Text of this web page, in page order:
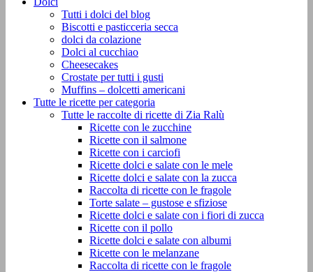
Tutti i dolci del blog
Biscotti e pasticceria secca
dolci da colazione
Dolci al cucchiao
Cheesecakes
Crostate per tutti i gusti
Muffins – dolcetti americani
Tutte le ricette per categoria
Tutte le raccolte di ricette di Zia Ralù
Ricette con le zucchine
Ricette con il salmone
Ricette con i carciofi
Ricette dolci e salate con le mele
Ricette dolci e salate con la zucca
Raccolta di ricette con le fragole
Torte salate – gustose e sfiziose
Ricette dolci e salate con i fiori di zucca
Ricette con il pollo
Ricette dolci e salate con albumi
Ricette con le melanzane
Raccolta di ricette con le fragole